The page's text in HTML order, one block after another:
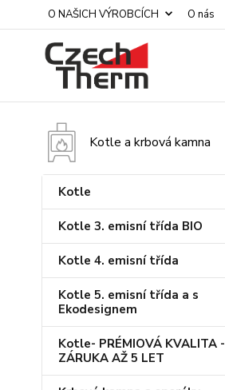
O NAŠICH VÝROBCÍCH O nás
Kotle a krbová kamna
Kotle
Kotle 3. emisní třída BIO
Kotle 4. emisní třída
Kotle 5. emisní třída a s
Ekodesignem
Kotle- PRÉMIOVÁ KVALITA -
ZÁRUKA AŽ 5 LET